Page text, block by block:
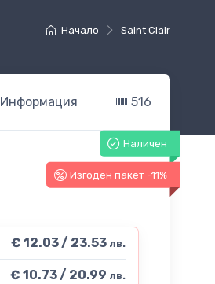
Начало Saint Clair
Информация 516
Наличен
Изгоден пакет -11%
€ 12.03 / 23.53 лв.
€ 10.73 / 20.99 лв.